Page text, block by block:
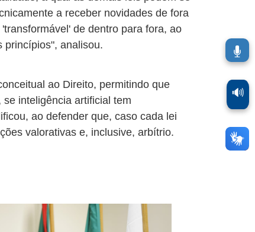
a receber novidades de fora
de dentro para fora, ao
princípios", analisou.
ao Direito, permitindo que
inteligência artificial tem
ao defender que, caso cada lei
valorativas e, inclusive, arbítrio.
🔊